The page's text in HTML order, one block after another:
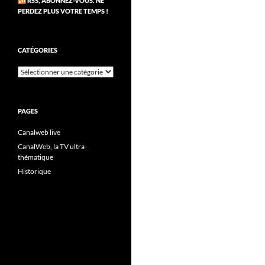
PERDEZ PLUS VOTRE TEMPS !
CATÉGORIES
Catégories
PAGES
Canalweb live
CanalWeb, la TV ultra-
thématique
Historique